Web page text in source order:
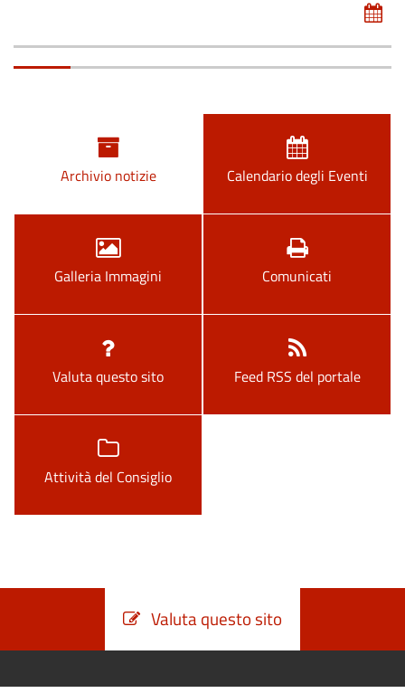
Archivio notizie Calendario degli Eventi
Galleria Immagini Comunicati
Valuta questo sito Feed RSS del portale
Attività del Consiglio
Valuta questo sito